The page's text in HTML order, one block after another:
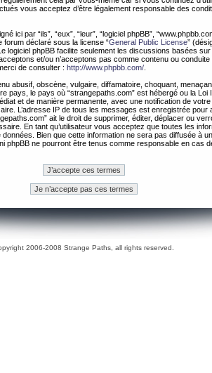
vous acceptez d’être légalement responsable des
ici par “ils”, “eux”, “leur”, “logiciel phpBB”,
forum déclaré sous la license “General Public License”
Le logiciel phpBB facilite seulement les discussions basées
et/ou n’acceptons pas comme contenu ou
de consulter : http://www.phpbb.com/
abusif, obscène, vulgaire, diffamatoire, choquant,
pays, le pays où “strangepaths.com” est hébergé ou la Loi
et de manière permanente, avec une notification de
L’adresse IP de tous les messages est enregistrée pour
ait le droit de supprimer, éditer, déplacer ou
En tant qu’utilisateur vous acceptez que toutes les
Bien que cette information ne sera pas diffusée à
phpBB ne pourront être tenus comme responsable en cas
2006-2008 Strange Paths, all rights reserved.